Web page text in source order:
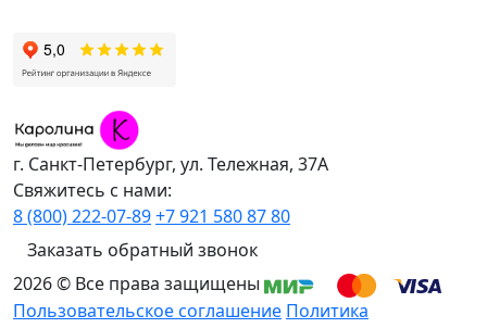
г. Санкт-Петербург, ул. Тележная, 37А
Свяжитесь с нами:
8 (800) 222-07-89+7 921 580 87 80
Заказать обратный звонок
2026 © Все права защищены
Пользовательское соглашение Политика